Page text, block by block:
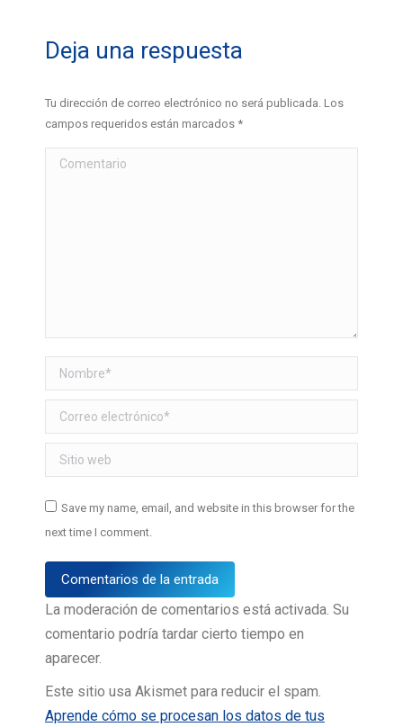
Deja una respuesta
Tu dirección de correo electrónico no será publicada. Los
campos requeridos están marcados *
Comentario
Nombre *
Correo electrónico *
Sitio web
Save my name, email, and website in this browser for the
next time I comment.
Comentarios de la entrada
La moderación de comentarios está activada. Su
comentario podría tardar cierto tiempo en
aparecer.
Este sitio usa Akismet para reducir el spam.
Aprende cómo se procesan los datos de tus